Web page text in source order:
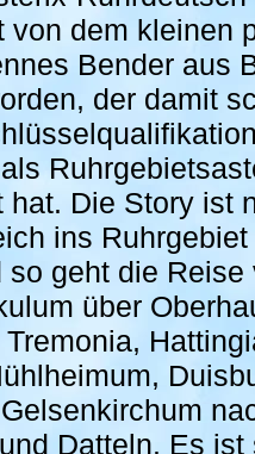
von dem kleinen
Bender aus
der damit
hat. Die Story ist
ins
so geht die Reise
über
Datteln. Es ist